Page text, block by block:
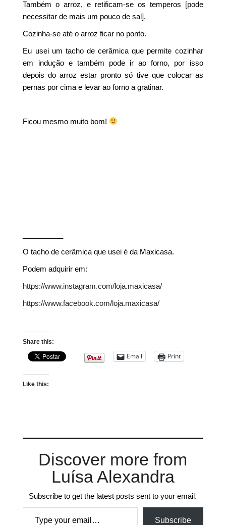
Também o arroz, e retificam-se os temperos [pode
necessitar de mais um pouco de sal].
Cozinha-se até o arroz ficar no ponto.
Eu usei um tacho de cerâmica que permite cozinhar
em indução e também pode ir ao forno, por isso
depois do arroz estar pronto só tive que colocar as
pernas por cima e levar ao forno a gratinar.
Ficou mesmo muito bom!
O tacho de cerâmica que usei é da Maxicasa.
Podem adquirir em:
https://www.instagram.com/loja.maxicasa/
https://www.facebook.com/loja.maxicasa/
Share this:
Email Print
Like this:
Discover more from
Luísa Alexandra
Subscribe to get the latest posts sent to your email.
Type your email…
Subscribe